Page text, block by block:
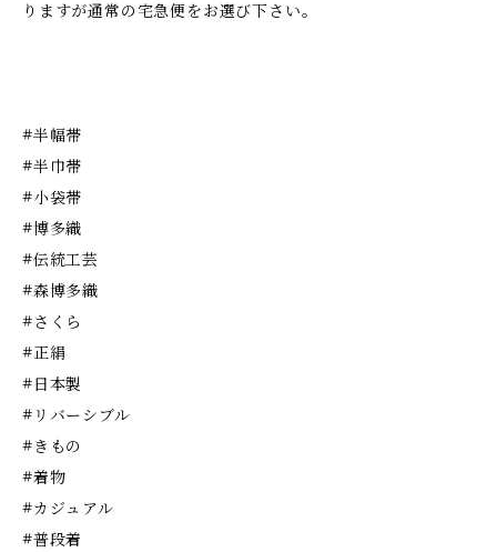
りますが通常の宅急便をお選び下さい。
#半幅帯
#半巾帯
#小袋帯
#博多織
#伝統工芸
#森博多織
#さくら
#正絹
#日本製
#リバーシブル
#きもの
#着物
#カジュアル
#普段着